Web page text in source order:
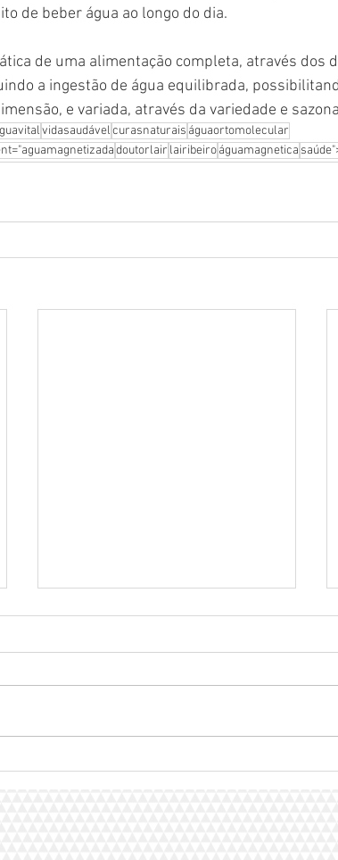
de beber água ao longo do dia.
de uma alimentação completa, através dos
a ingestão de água equilibrada,
e variada, através da variedade e
vidasaudávelcurasnaturais águaortomolecular
doutorlair lairibeiroáguamagnetica